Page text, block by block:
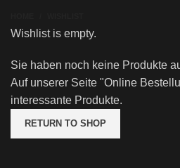
Wishlist is empty.
Sie haben noch keine Produkte
Auf unserer Seite "Online
interessante Produkte.
RETURN TO SHOP